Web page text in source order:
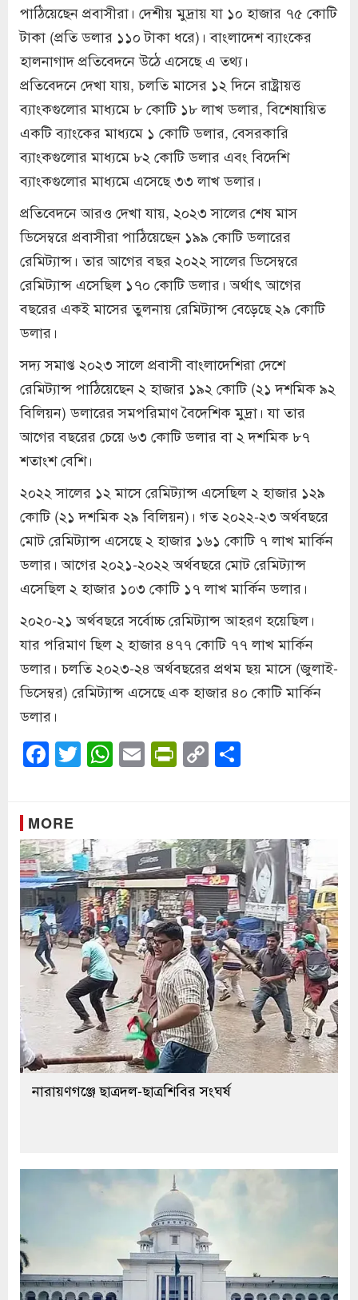
পাঠিয়েছেন প্রবাসীরা। দেশীয় মুদ্রায় যা ১০ হাজার ৭৫ কোটি
টাকা (প্রতি ডলার ১১০ টাকা ধরে)। বাংলাদেশ ব্যাংকের
হালনাগাদ প্রতিবেদনে উঠে এসেছে এ তথ্য।
প্রতিবেদনে দেখা যায়, চলতি মাসের ১২ দিনে রাষ্ট্রায়ত্ত
ব্যাংকগুলোর মাধ্যমে ৮ কোটি ১৮ লাখ ডলার, বিশেষায়িত
একটি ব্যাংকের মাধ্যমে ১ কোটি ডলার, বেসরকারি
ব্যাংকগুলোর মাধ্যমে ৮২ কোটি ডলার এবং বিদেশি
ব্যাংকগুলোর মাধ্যমে এসেছে ৩৩ লাখ ডলার।
প্রতিবেদনে আরও দেখা যায়, ২০২৩ সালের শেষ মাস
ডিসেম্বরে প্রবাসীরা পাঠিয়েছেন ১৯৯ কোটি ডলারের
রেমিট্যান্স। তার আগের বছর ২০২২ সালের ডিসেম্বরে
রেমিট্যান্স এসেছিল ১৭০ কোটি ডলার। অর্থাৎ আগের
বছরের একই মাসের তুলনায় রেমিট্যান্স বেড়েছে ২৯ কোটি
ডলার।
সদ্য সমাপ্ত ২০২৩ সালে প্রবাসী বাংলাদেশিরা দেশে
রেমিট্যান্স পাঠিয়েছেন ২ হাজার ১৯২ কোটি (২১ দশমিক ৯২
বিলিয়ন) ডলারের সমপরিমাণ বৈদেশিক মুদ্রা। যা তার
আগের বছরের চেয়ে ৬৩ কোটি ডলার বা ২ দশমিক ৮৭
শতাংশ বেশি।
২০২২ সালের ১২ মাসে রেমিট্যান্স এসেছিল ২ হাজার ১২৯
কোটি (২১ দশমিক ২৯ বিলিয়ন)। গত ২০২২-২৩ অর্থবছরে
মোট রেমিট্যান্স এসেছে ২ হাজার ১৬১ কোটি ৭ লাখ মার্কিন
ডলার। আগের ২০২১-২০২২ অর্থবছরে মোট রেমিট্যান্স
এসেছিল ২ হাজার ১০৩ কোটি ১৭ লাখ মার্কিন ডলার।
২০২০-২১ অর্থবছরে সর্বোচ্চ রেমিট্যান্স আহরণ হয়েছিল।
যার পরিমাণ ছিল ২ হাজার ৪৭৭ কোটি ৭৭ লাখ মার্কিন
ডলার। চলতি ২০২৩-২৪ অর্থবছরের প্রথম ছয় মাসে (জুলাই-
ডিসেম্বর) রেমিট্যান্স এসেছে এক হাজার ৪০ কোটি মার্কিন
ডলার।
Facebook
Twitter
WhatsApp
EmailPrintFriendly
Copy
Link
MORE
নারায়ণগঞ্জে ছাত্রদল-ছাত্রশিবির সংঘর্ষ